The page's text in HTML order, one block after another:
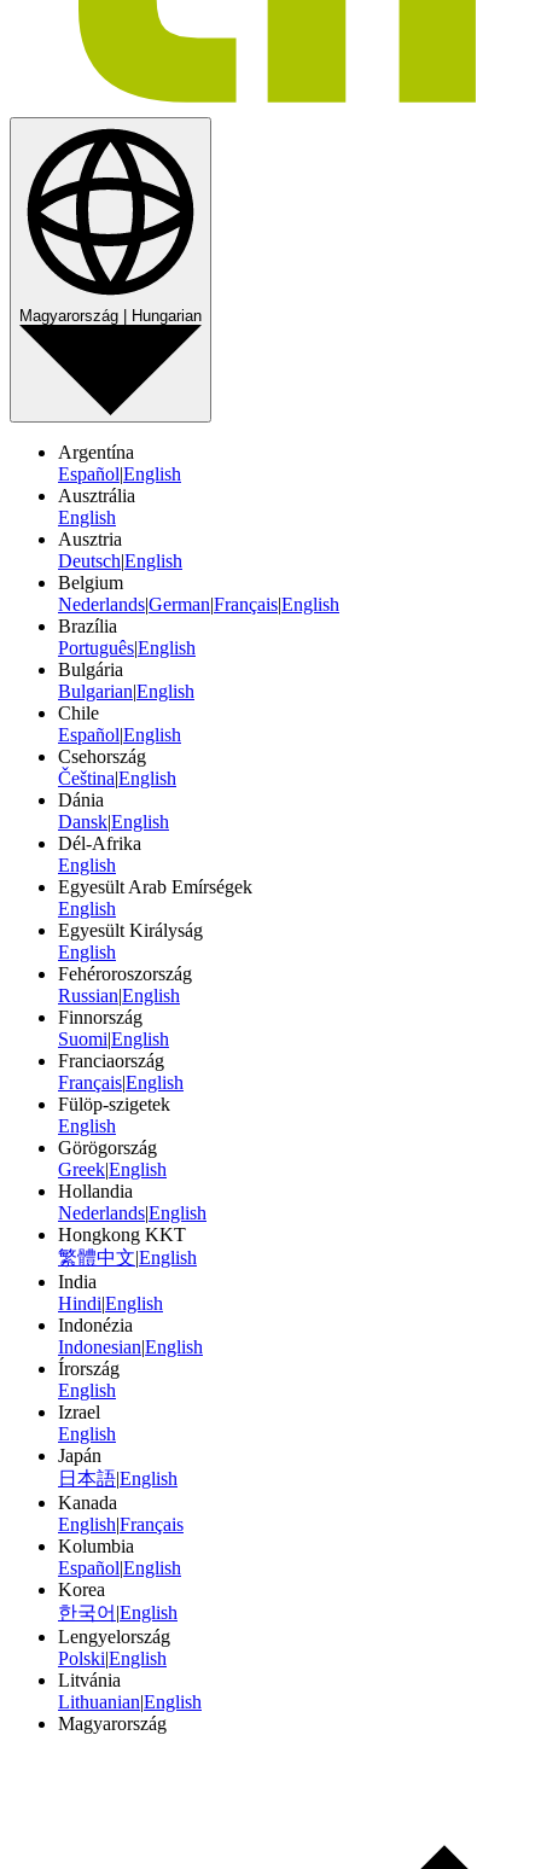
Magyarország | Hungarian
Argentína
Español|English
Ausztrália
English
Ausztria
Deutsch|English
Belgium
Nederlands|German|Français|English
Brazília
Português|English
Bulgária
Bulgarian|English
Chile
Español|English
Csehország
Čeština|English
Dánia
Dansk|English
Dél-Afrika
English
Egyesült Arab Emírségek
English
Egyesült Királyság
English
Fehéroroszország
Russian|English
Finnország
Suomi|English
Franciaország
Français|English
Fülöp-szigetek
English
Görögország
Greek|English
Hollandia
Nederlands|English
Hongkong KKT
繁體中文|English
India
Hindi|English
Indonézia
Indonesian|English
Írország
English
Izrael
English
Japán
日本語|English
Kanada
English|Français
Kolumbia
Español|English
Korea
한국어 |English
Lengyelország
Polski|English
Litvánia
Lithuanian|English
Magyarország